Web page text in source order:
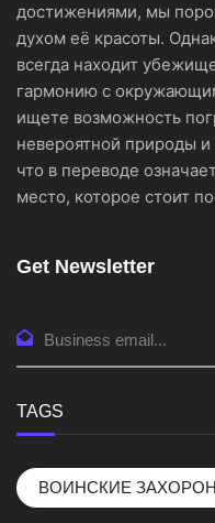
достижениями, мы
духом её красоты.
всегда находит
гармонию с
ищете возможность
невероятной природы и
что в переводе
место, которое стоит
Get Newsletter
TAGS
ВОИНСКИЕ